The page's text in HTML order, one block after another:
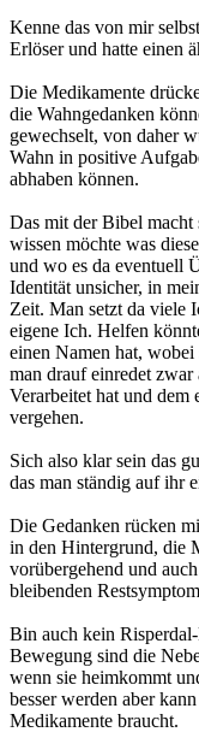
Kenne das von mir
Erlöser und hatte einen
Die Medikamente
die Wahngedanken
gewechselt, von daher
Wahn in positive
abhaben können.
Das mit der Bibel macht
wissen möchte was
und wo es da eventuell
Identität unsicher, in
Zeit. Man setzt da viele
eigene Ich. Helfen
einen Namen hat,
man drauf einredet zwar
Verarbeitet hat und
vergehen.
Sich also klar sein das
das man ständig auf ihr
Die Gedanken rücken
in den Hintergrund, die
vorübergehend und
bleibenden
Bin auch kein
Bewegung sind die
wenn sie heimkommt
besser werden aber
Medikamente braucht.